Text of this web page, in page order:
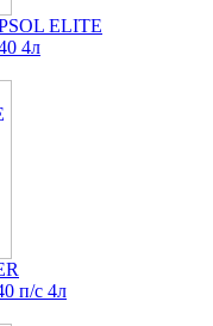
ELITE
4л
п/с 4л